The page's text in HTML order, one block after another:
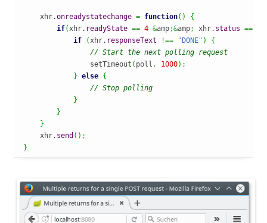
    xhr.
onreadystatechange = function( )
{
if(xhr. readyState == 4 &amp;&amp; xhr. status ==
if
(xhr. responseText !== "DONE" )
{
// Start the next polling request
                setTimeout
( poll , 1000) ;
} else {
// Stop polling
}
}
}
    xhr.
send ( ) ;
}